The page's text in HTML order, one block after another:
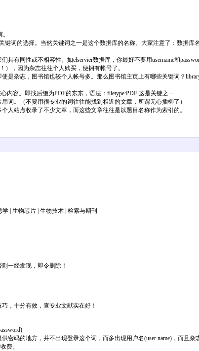
键词的选择。当然关键词之一是这个数据库的名称。大家注意了：数据库
具有同性或不相容性。如elservier数据库，你最好不要用username和
），因为杂志往往个人购买，便拥有帐号了。
杂志，图书馆也较个人帐号多。那么图书馆主页上有哪些关键词？
内容。即找后缀为PDF的东东，语法：filetype:PDF 这是关键之一
词。（不要用很专业的词往往能找到相近的文章，所谓无心插柳了）
人站点收录了不少文章，而这些文章往往是以题目名称作为索引的。
| 生物芯片 | 生物技术 | 检索与期刊
一经发现，即令删除！
，十分有效，查专业文献实在好！
码的地方，并不出现登录这个词，而多出现用户名(user name)，而且杂
费。